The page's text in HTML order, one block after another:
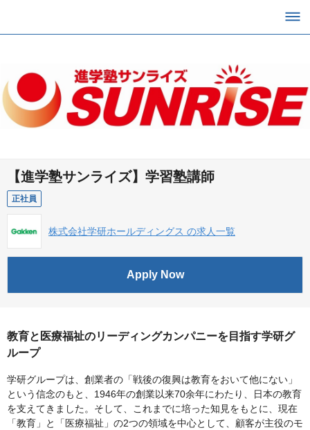
【進学塾サンライズ】学習塾講師
正社員
株式会社学研ホールディングス の求人一覧
Apply Now
教育と医療福祉のリーディングカンパニーを目指す学研グ
ループ
学研グループは、創業者の「戦後の復興は教育をおいて他にない」
という信念のもと、1946年の創業以来70余年にわたり、日本の教育
を支えてきました。そして、これまでに培った知見をもとに、現在
「教育」と「医療福祉」の2つの領域を中心として、顧客が主役のモ